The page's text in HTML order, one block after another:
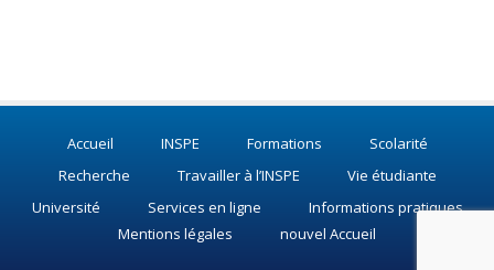
Accueil INSPE Formations
Scolarité
Recherche
Travailler à l’INSPE
Vie étudiante
Université
Services en ligne
Informations pratiques
Mentions légales
nouvel Accueil